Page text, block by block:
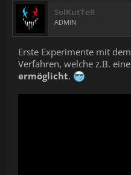
SolKutTeR
ADMIN
Erste Experimente mit dem
Verfahren, welche z.B. eine
ermöglicht.